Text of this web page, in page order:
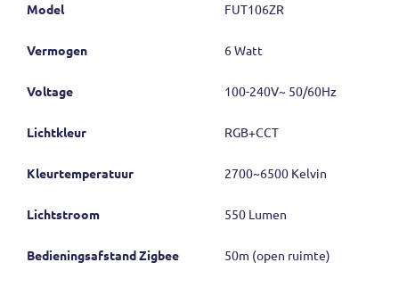
Model FUT106ZR
Vermogen 6 Watt
Voltage 100-240V~ 50/60Hz
Lichtkleur RGB+CCT
Kleurtemperatuur 2700~6500 Kelvin
Lichtstroom 550 Lumen
Bedieningsafstand Zigbee 50m (open ruimte)